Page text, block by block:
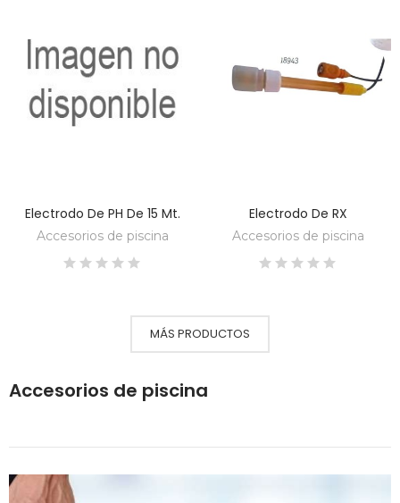
DESCUBRE
Electrodo De PH De 15 Mt.
Accesorios de piscina
DESCUBRE
Electrodo De RX
Accesorios de piscina
MÁS PRODUCTOS
Accesorios de piscina